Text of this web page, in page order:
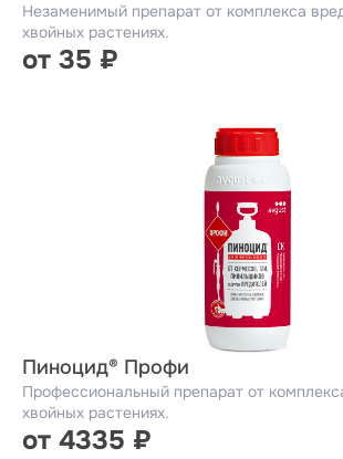
Незаменимый препарат от комплекса
хвойных растениях.
от 35 ₽
Пиноцид® Профи
Профессиональный препарат от
хвойных растениях.
от 4335 ₽